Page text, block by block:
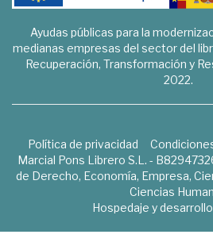
Ayudas públicas para la
medianas empresas del sector del
Recuperación, Transformación y
2022.
Política de privacidad
Marcial Pons Librero S.L. -
de Derecho, Economía, Empresa,
Ciencias
Hospedaje y desarrollo